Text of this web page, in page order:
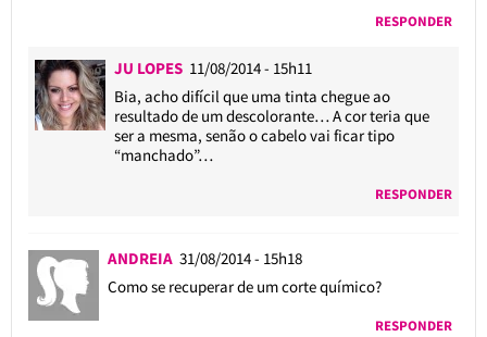
RESPONDER
JU LOPES 11/08/2014 - 15h11
Bia, acho difícil que uma tinta chegue ao
resultado de um descolorante… A cor teria que
ser a mesma, senão o cabelo vai ficar tipo
“manchado”…
RESPONDER
ANDREIA 31/08/2014 - 15h18
Como se recuperar de um corte químico?
RESPONDER